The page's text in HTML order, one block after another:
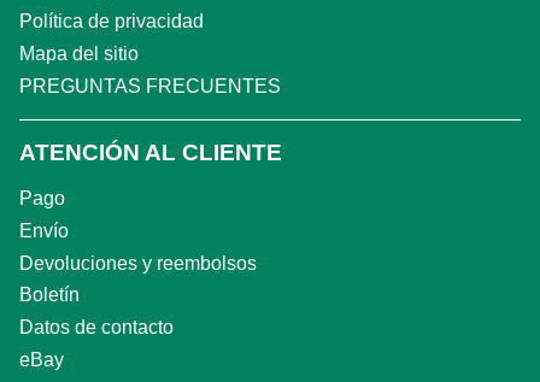
Política de privacidad
Mapa del sitio
PREGUNTAS FRECUENTES
ATENCIÓN AL CLIENTE
Pago
Envío
Devoluciones y reembolsos
Boletín
Datos de contacto
eBay